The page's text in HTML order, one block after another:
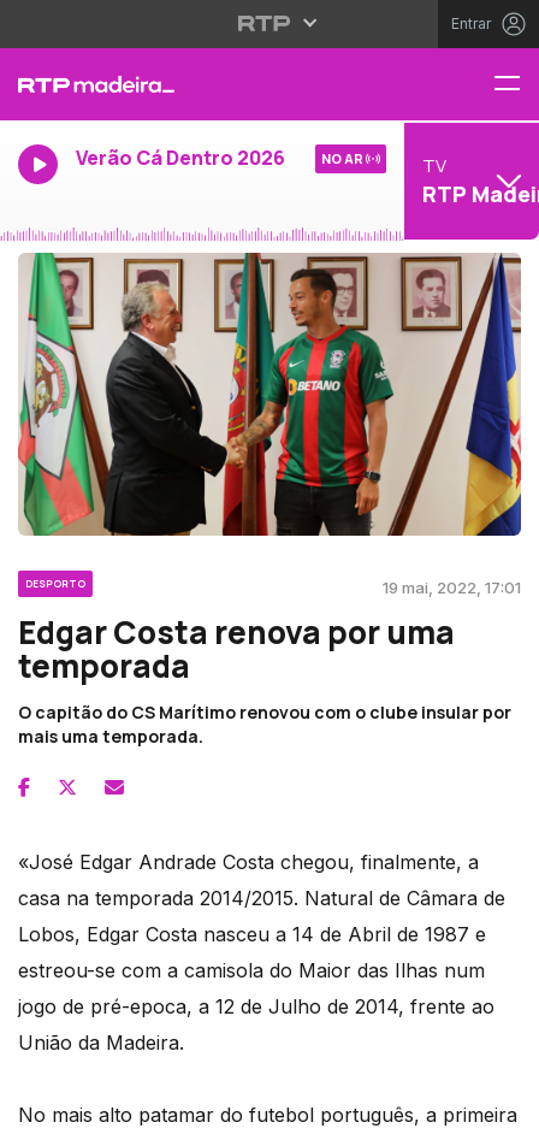
Entrar
Verão Cá Dentro 2026 NO AR TV
RTP
DESPORTO 19 mai, 2022, 17:01
Edgar Costa renova por uma
temporada
O capitão do CS Marítimo renovou com o clube insular por
mais uma temporada.
«José Edgar Andrade Costa chegou, finalmente, a
casa na temporada 2014/2015. Natural de Câmara de
Lobos, Edgar Costa nasceu a 14 de Abril de 1987 e
estreou-se com a camisola do Maior das Ilhas num
jogo de pré-epoca, a 12 de Julho de 2014, frente ao
União da Madeira.
No mais alto patamar do futebol português, a primeira